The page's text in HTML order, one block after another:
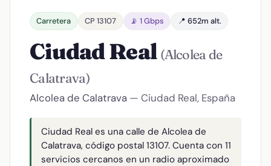
Carretera CP 13107 📡 1 Gbps 📍 652m alt.
Ciudad Real (Alcolea de
Calatrava)
Alcolea de Calatrava — Ciudad Real, España
Ciudad Real es una calle de Alcolea de
Calatrava, código postal 13107. Cuenta con 11
servicios cercanos en un radio aproximado